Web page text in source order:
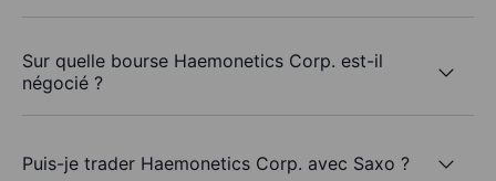
Sur quelle bourse Haemonetics Corp. est-il
négocié ?
Puis-je trader Haemonetics Corp. avec Saxo ?